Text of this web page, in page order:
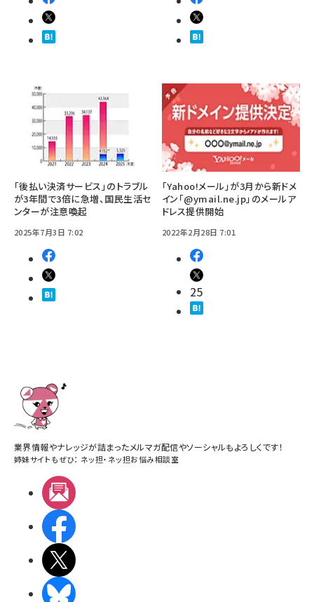
「後払い決済サービス」のトラブル
が3年間で3倍に急増、国民生活セ
ンターが注意喚起
2025年7月3日 7:02
「Yahoo!メール」が3月から新ドメ
イン「@ymail.ne.jp」のメールア
ドレス提供開始
2022年2月28日 7:01
25
業界情報やナレッジが詰まったメルマガ配信やソーシャルもよろしくです！
姉妹サイトもぜひ： ネッ担・ ネッ担お悩み相談室